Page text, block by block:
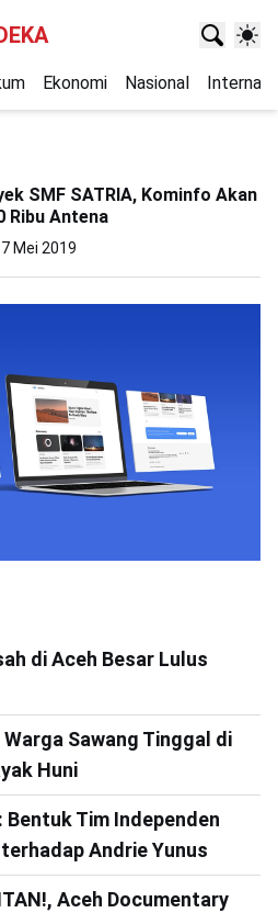
Ekonomi Nasional
SMF SATRIA, Kominfo Akan
Ribu Antena
7 Mei 2019
di Aceh Besar Lulus
Warga Sawang Tinggal di
Huni
Bentuk Tim Independen
Andrie Yunus
Aceh Documentary